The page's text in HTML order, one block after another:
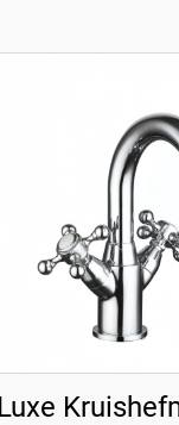
Luxe